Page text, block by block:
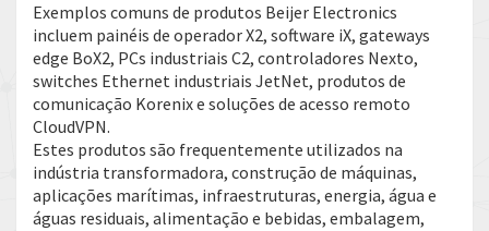
Exemplos comuns de produtos Beijer Electronics
incluem painéis de operador X2, software iX, gateways
edge BoX2, PCs industriais C2, controladores Nexto,
switches Ethernet industriais JetNet, produtos de
comunicação Korenix e soluções de acesso remoto
CloudVPN.
Estes produtos são frequentemente utilizados na
indústria transformadora, construção de máquinas,
aplicações marítimas, infraestruturas, energia, água e
águas residuais, alimentação e bebidas, embalagem,